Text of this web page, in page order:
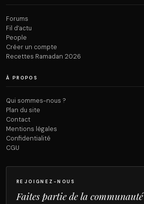
Forums
Fil d’actu
People
Créer un compte
Recettes Ramadan 2026
À PROPOS
Qui sommes-nous ?
Plan du site
Contact
Mentions légales
Confidentialité
CGU
REJOIGNEZ-NOUS
Faites partie de la